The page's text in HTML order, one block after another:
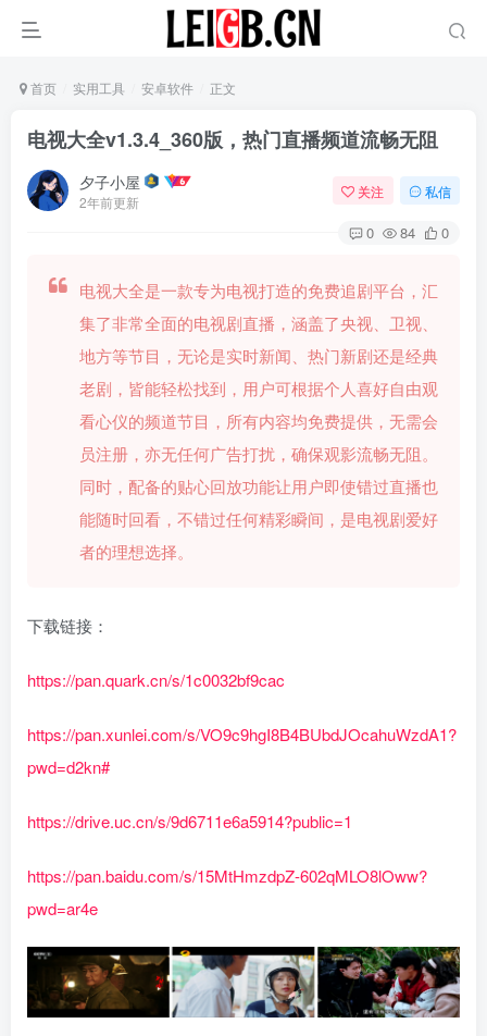
首页 实用工具 安卓软件 正文
电视大全v1.3.4_360版，热门直播频道流畅无阻
夕子小屋
2年前更新
关注 私信
0 84 0
电视大全是一款专为电视打造的免费追剧平台，汇
集了非常全面的电视剧直播，涵盖了央视、卫视、
地方等节目，无论是实时新闻、热门新剧还是经典
老剧，皆能轻松找到，用户可根据个人喜好自由观
看心仪的频道节目，所有内容均免费提供，无需会
员注册，亦无任何广告打扰，确保观影流畅无阻。
同时，配备的贴心回放功能让用户即使错过直播也
能随时回看，不错过任何精彩瞬间，是电视剧爱好
者的理想选择。
下载链接：
https://pan.quark.cn/s/1c0032bf9cac
https://pan.xunlei.com/s/VO9c9hgI8B4BUbdJOcahuWzdA1?
pwd=d2kn#
https://drive.uc.cn/s/9d6711e6a5914?public=1
https://pan.baidu.com/s/15MtHmzdpZ-602qMLO8lOww?
pwd=ar4e